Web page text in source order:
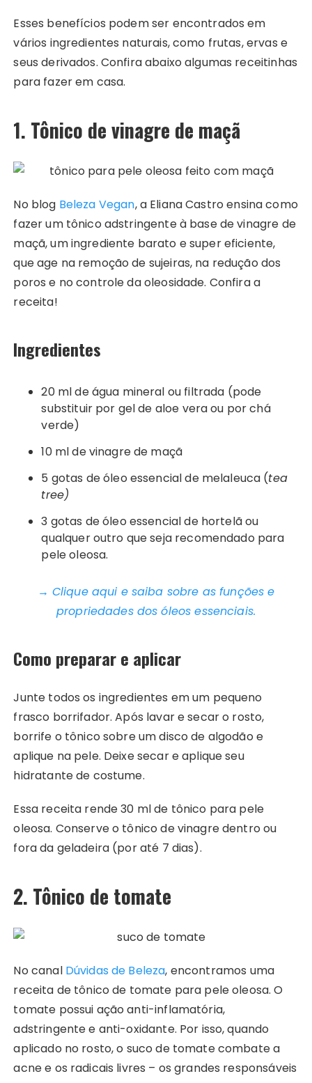
Esses benefícios podem ser encontrados em
vários ingredientes naturais, como frutas, ervas e
seus derivados. Confira abaixo algumas receitinhas
para fazer em casa.
1. Tônico de vinagre de maçã
No blog Beleza Vegan, a Eliana Castro ensina como
fazer um tônico adstringente à base de vinagre de
maçã, um ingrediente barato e super eficiente,
que age na remoção de sujeiras, na redução dos
poros e no controle da oleosidade. Confira a
receita!
Ingredientes
20 ml de água mineral ou filtrada (pode
substituir por gel de aloe vera ou por chá
verde)
10 ml de vinagre de maçã
5 gotas de óleo essencial de melaleuca (tea
tree)
3 gotas de óleo essencial de hortelã ou
qualquer outro que seja recomendado para
pele oleosa.
→ Clique aqui e saiba sobre as funções e
propriedades dos óleos essenciais.
Como preparar e aplicar
Junte todos os ingredientes em um pequeno
frasco borrifador. Após lavar e secar o rosto,
borrife o tônico sobre um disco de algodão e
aplique na pele. Deixe secar e aplique seu
hidratante de costume.
Essa receita rende 30 ml de tônico para pele
oleosa. Conserve o tônico de vinagre dentro ou
fora da geladeira (por até 7 dias).
2. Tônico de tomate
No canal Dúvidas de Beleza, encontramos uma
receita de tônico de tomate para pele oleosa. O
tomate possui ação anti-inflamatória,
adstringente e anti-oxidante. Por isso, quando
aplicado no rosto, o suco de tomate combate a
acne e os radicais livres – os grandes responsáveis